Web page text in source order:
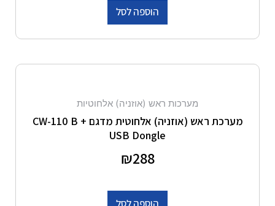
הוספה לסל
מערכות ראש (אוזניה) אלחוטיות
מערכת ראש (אוזניה) אלחוטית מדגם CW-110 B +
USB Dongle
₪288